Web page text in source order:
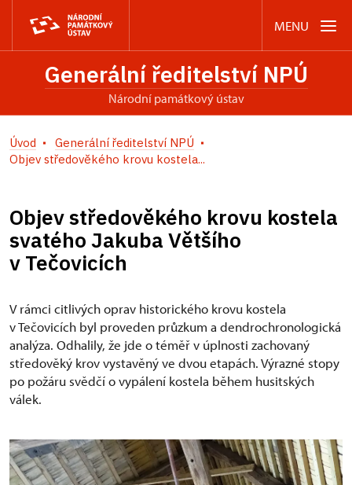
MENU
Generální ředitelství NPÚ
Národní památkový ústav
Úvod
Generální ředitelství NPÚ
Objev středověkého krovu kostela...
Objev středověkého krovu kostela
svatého Jakuba Většího
v Tečovicích
V rámci citlivých oprav historického krovu kostela
v Tečovicích byl proveden průzkum a dendrochronologická
analýza. Odhalily, že jde o téměř v úplnosti zachovaný
středověký krov vystavěný ve dvou etapách. Výrazné stopy
po požáru svědčí o vypálení kostela během husitských
válek.